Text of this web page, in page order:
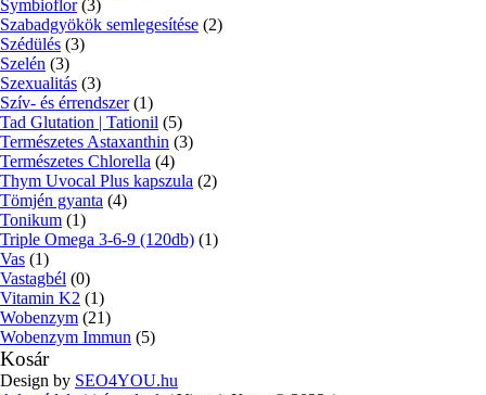
Symbioflor (3)
Szabadgyökök semlegesítése (2)
Szédülés (3)
Szelén (3)
Szexualitás (3)
Szív- és érrendszer (1)
Tad Glutation | Tationil (5)
Természetes Astaxanthin (3)
Természetes Chlorella (4)
Thym Uvocal Plus kapszula (2)
Tömjén gyanta (4)
Tonikum (1)
Triple Omega 3-6-9 (120db) (1)
Vas (1)
Vastagbél (0)
Vitamin K2 (1)
Wobenzym (21)
Wobenzym Immun (5)
Kosár
Design by SEO4YOU.hu